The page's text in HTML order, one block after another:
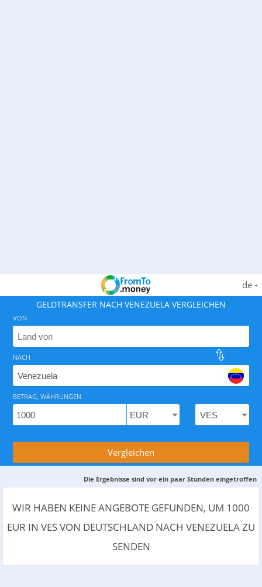
de
GELDTRANSFER NACH VENEZUELA VERGLEICHEN
Finden Sie den besten Weg, Geld nach Venezuela zu
VON
NACH
BETRAG, WÄHRUNGEN
Vergleichen
Die Ergebnisse sind vor ein paar Stunden eingetroffen
WIR HABEN KEINE ANGEBOTE GEFUNDEN, UM 1000
EUR IN VES VON DEUTSCHLAND NACH VENEZUELA ZU
SENDEN